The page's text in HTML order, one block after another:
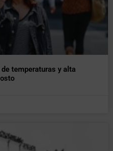
temperaturas y alta